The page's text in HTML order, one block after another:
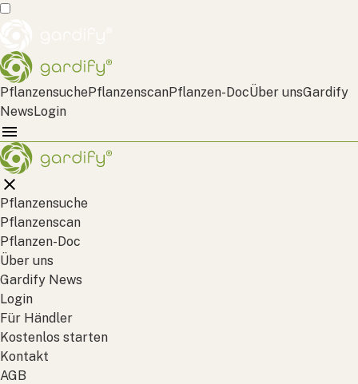
PflanzensuchePflanzenscanPflanzen-DocÜber unsGardify
NewsLogin
Pflanzensuche
Pflanzenscan
Pflanzen-Doc
Über uns
Gardify News
Login
Für Händler
Kostenlos starten
Kontakt
AGB